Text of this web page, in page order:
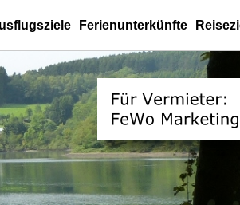
Ferienunterkünfte